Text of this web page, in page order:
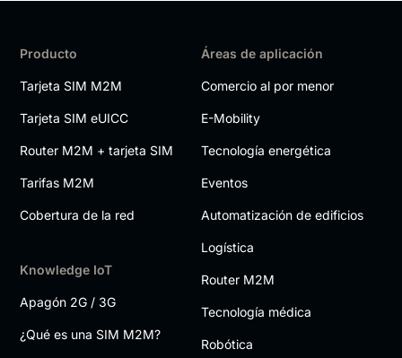
Producto
Tarjeta SIM M2M
Tarjeta SIM eUICC
Router M2M + tarjeta SIM
Tarifas M2M
Cobertura de la red
Knowledge IoT
Apagón 2G / 3G
¿Qué es una SIM M2M?
Áreas de aplicación
Comercio al por menor
E-Mobility
Tecnología energética
Eventos
Automatización de edificios
Logística
Router M2M
Tecnología médica
Robótica